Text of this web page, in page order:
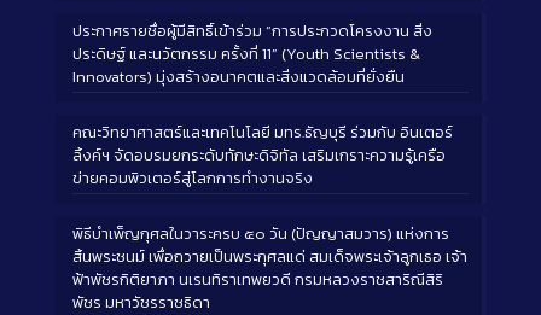
ประกาศรายชื่อผู้มีสิทธิ์เข้าร่วม “การประกวดโครงงาน สิ่ง
ประดิษฐ์ และนวัตกรรม ครั้งที่ 11” (Youth Scientists &
Innovators) มุ่งสร้างอนาคตและสิ่งแวดล้อมที่ยั่งยืน
คณะวิทยาศาสตร์และเทคโนโลยี มทร.ธัญบุรี ร่วมกับ อินเตอร์
ลิ้งค์ฯ จัดอบรมยกระดับทักษะดิจิทัล เสริมเกราะความรู้เครือ
ข่ายคอมพิวเตอร์สู่โลกการทำงานจริง
พิธีบำเพ็ญกุศลในวาระครบ ๕๐ วัน (ปัญญาสมวาร) แห่งการ
สิ้นพระชนม์ เพื่อถวายเป็นพระกุศลแด่ สมเด็จพระเจ้าลูกเธอ เจ้า
ฟ้าพัชรกิติยาภา นเรนทิราเทพยวดี กรมหลวงราชสาริณีสิริ
พัชร มหาวัชรราชธิดา